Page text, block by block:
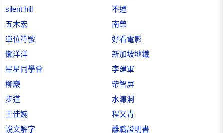
silent hill
不通
五木宏
南榮
單位符號
好看電影
懶洋洋
新加坡地鐵
星星同學會
李建軍
柳巖
柴智屏
步道
水濂洞
王佳婉
程又青
說文解字
離職證明書